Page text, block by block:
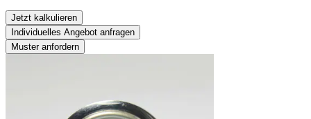
Jetzt kalkulieren
Individuelles Angebot anfragen
Muster anfordern